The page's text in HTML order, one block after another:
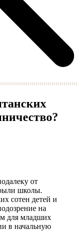
от
школы.
сотен детей и
на
для младших
в начальную